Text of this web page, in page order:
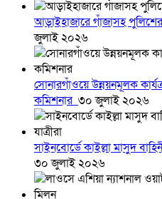
আড়াইহাজারে গাঁজাসহ
জুলাই ২০২৬
সোনারগাঁওয়ে উন্নয়নমূলক
কমিশনার ৩০ জুলাই ২০২৬
সাইনবোর্ডে কাইল্লা মাসুদ
৩০ জুলাই ২০২৬